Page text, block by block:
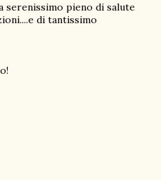
serenissimo pieno di salute
di tantissimo